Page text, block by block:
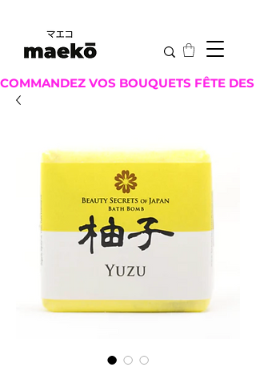
COMMANDEZ VOS BOUQUETS FÊTE DES